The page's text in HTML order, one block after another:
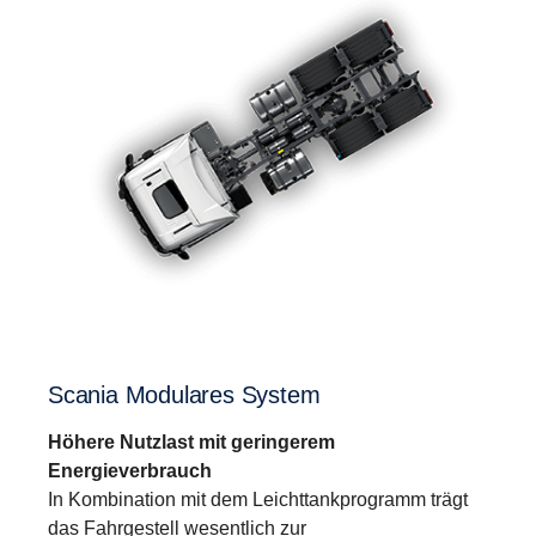
Scania Modulares System
Höhere Nutzlast mit geringerem
Energieverbrauch
In Kombination mit dem Leichttankprogramm trägt
das Fahrgestell wesentlich zur